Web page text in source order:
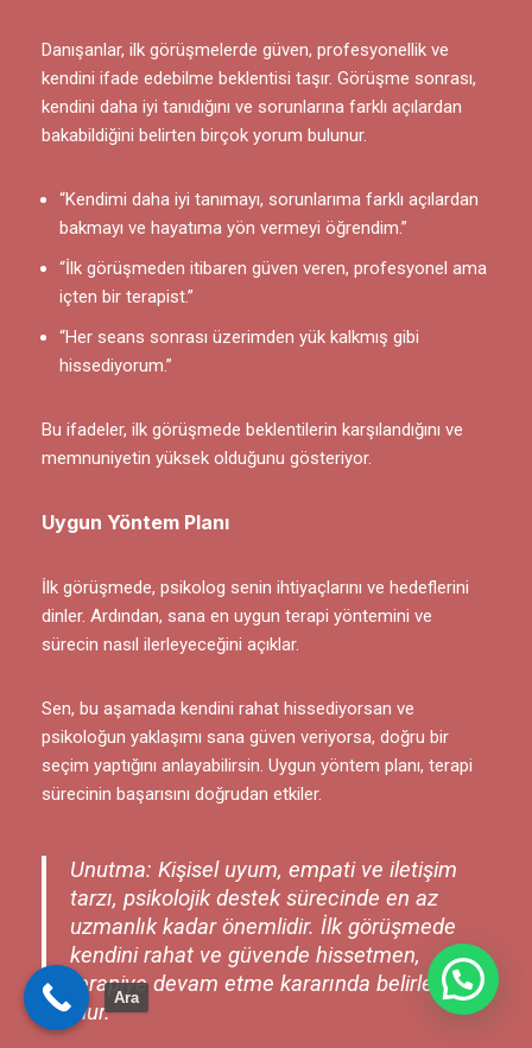
Danışanlar, ilk görüşmelerde güven, profesyonellik ve
kendini ifade edebilme beklentisi taşır. Görüşme sonrası,
kendini daha iyi tanıdığını ve sorunlarına farklı açılardan
bakabildiğini belirten birçok yorum bulunur.
“Kendimi daha iyi tanımayı, sorunlarıma farklı açılardan
bakmayı ve hayatıma yön vermeyi öğrendim.”
“İlk görüşmeden itibaren güven veren, profesyonel ama
içten bir terapist.”
“Her seans sonrası üzerimden yük kalkmış gibi
hissediyorum.”
Bu ifadeler, ilk görüşmede beklentilerin karşılandığını ve
memnuniyetin yüksek olduğunu gösteriyor.
Uygun Yöntem Planı
İlk görüşmede, psikolog senin ihtiyaçlarını ve hedeflerini
dinler. Ardından, sana en uygun terapi yöntemini ve
sürecin nasıl ilerleyeceğini açıklar.
Sen, bu aşamada kendini rahat hissediyorsan ve
psikoloğun yaklaşımı sana güven veriyorsa, doğru bir
seçim yaptığını anlayabilirsin. Uygun yöntem planı, terapi
sürecinin başarısını doğrudan etkiler.
Unutma: Kişisel uyum, empati ve iletişim
tarzı, psikolojik destek sürecinde en az
uzmanlık kadar önemlidir. İlk görüşmede
kendini rahat ve güvende hissetmen,
terapiye devam etme kararında belirleyici
olur.
Bize Yazın
Ara